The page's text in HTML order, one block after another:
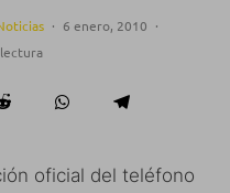
· 6 enero, 2010 ·
oficial del teléfono